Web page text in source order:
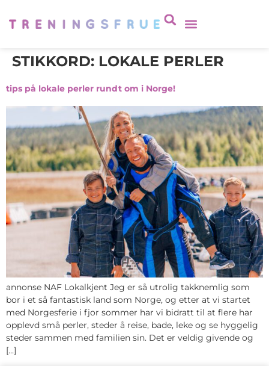
STIKKORD: LOKALE PERLER
tips på lokale perler rundt om i Norge!
annonse NAF Lokalkjent Jeg er så utrolig takknemlig som
bor i et så fantastisk land som Norge, og etter at vi startet
med Norgesferie i fjor sommer har vi bidratt til at flere har
opplevd små perler, steder å reise, bade, leke og se hyggelig
steder sammen med familien sin. Det er veldig givende og
[…]